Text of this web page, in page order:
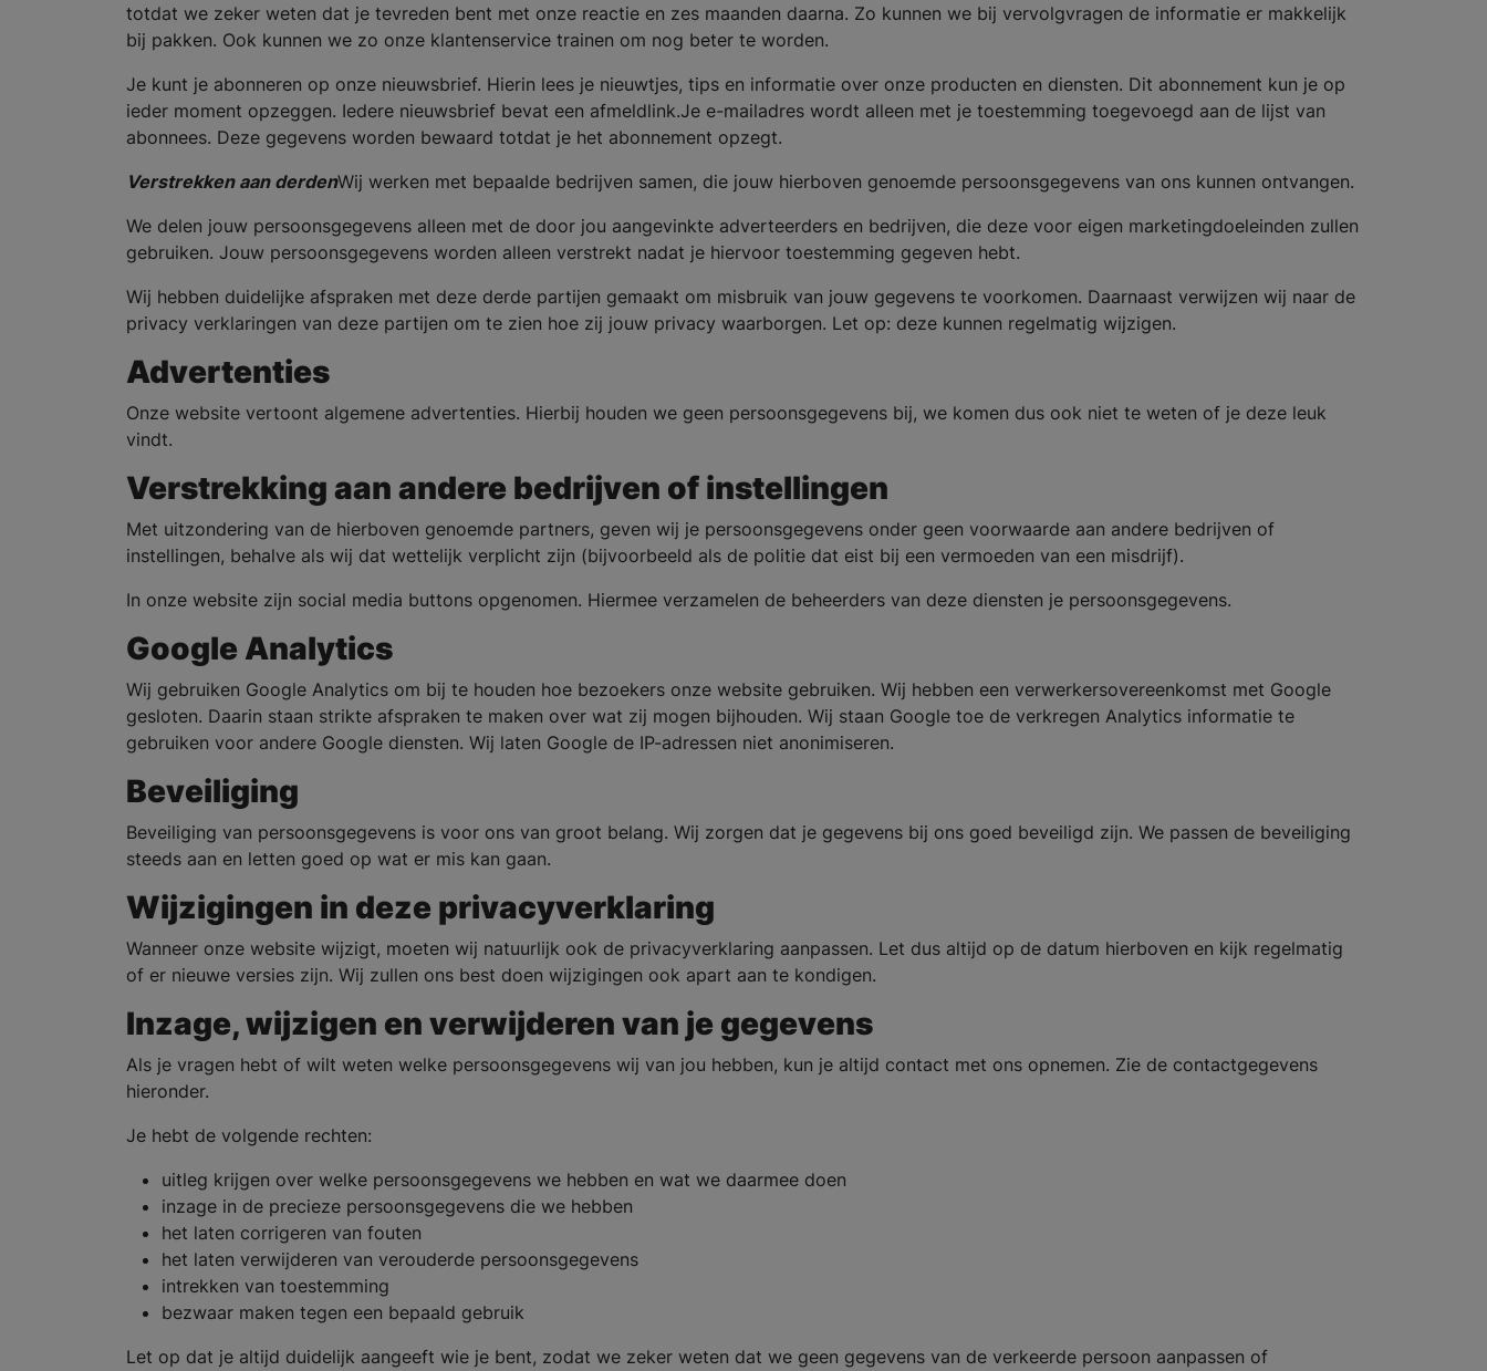
totdat we zeker weten dat je tevreden bent met onze reactie en zes maanden daarna. Zo kunnen we bij vervolgvragen de informatie er makkelijk
bij pakken. Ook kunnen we zo onze klantenservice trainen om nog beter te worden.
Je kunt je abonneren op onze nieuwsbrief. Hierin lees je nieuwtjes, tips en informatie over onze producten en diensten. Dit abonnement kun je op
ieder moment opzeggen. Iedere nieuwsbrief bevat een afmeldlink.Je e-mailadres wordt alleen met je toestemming toegevoegd aan de lijst van
abonnees. Deze gegevens worden bewaard totdat je het abonnement opzegt.
Verstrekken aan derdenWij werken met bepaalde bedrijven samen, die jouw hierboven genoemde persoonsgegevens van ons kunnen ontvangen.
We delen jouw persoonsgegevens alleen met de door jou aangevinkte adverteerders en bedrijven, die deze voor eigen marketingdoeleinden zullen
gebruiken. Jouw persoonsgegevens worden alleen verstrekt nadat je hiervoor toestemming gegeven hebt.
Wij hebben duidelijke afspraken met deze derde partijen gemaakt om misbruik van jouw gegevens te voorkomen. Daarnaast verwijzen wij naar de
privacy verklaringen van deze partijen om te zien hoe zij jouw privacy waarborgen. Let op: deze kunnen regelmatig wijzigen.
Advertenties
Onze website vertoont algemene advertenties. Hierbij houden we geen persoonsgegevens bij, we komen dus ook niet te weten of je deze leuk
vindt.
Verstrekking aan andere bedrijven of instellingen
Met uitzondering van de hierboven genoemde partners, geven wij je persoonsgegevens onder geen voorwaarde aan andere bedrijven of
instellingen, behalve als wij dat wettelijk verplicht zijn (bijvoorbeeld als de politie dat eist bij een vermoeden van een misdrijf).
In onze website zijn social media buttons opgenomen. Hiermee verzamelen de beheerders van deze diensten je persoonsgegevens.
Google Analytics
Wij gebruiken Google Analytics om bij te houden hoe bezoekers onze website gebruiken. Wij hebben een verwerkersovereenkomst met Google
gesloten. Daarin staan strikte afspraken te maken over wat zij mogen bijhouden. Wij staan Google toe de verkregen Analytics informatie te
gebruiken voor andere Google diensten. Wij laten Google de IP-adressen niet anonimiseren.
Beveiliging
Beveiliging van persoonsgegevens is voor ons van groot belang. Wij zorgen dat je gegevens bij ons goed beveiligd zijn. We passen de beveiliging
steeds aan en letten goed op wat er mis kan gaan.
Wijzigingen in deze privacyverklaring
Wanneer onze website wijzigt, moeten wij natuurlijk ook de privacyverklaring aanpassen. Let dus altijd op de datum hierboven en kijk regelmatig
of er nieuwe versies zijn. Wij zullen ons best doen wijzigingen ook apart aan te kondigen.
Inzage, wijzigen en verwijderen van je gegevens
Als je vragen hebt of wilt weten welke persoonsgegevens wij van jou hebben, kun je altijd contact met ons opnemen. Zie de contactgegevens
hieronder.
Je hebt de volgende rechten:
uitleg krijgen over welke persoonsgegevens we hebben en wat we daarmee doen
inzage in de precieze persoonsgegevens die we hebben
het laten corrigeren van fouten
het laten verwijderen van verouderde persoonsgegevens
intrekken van toestemming
bezwaar maken tegen een bepaald gebruik
Let op dat je altijd duidelijk aangeeft wie je bent, zodat we zeker weten dat we geen gegevens van de verkeerde persoon aanpassen of